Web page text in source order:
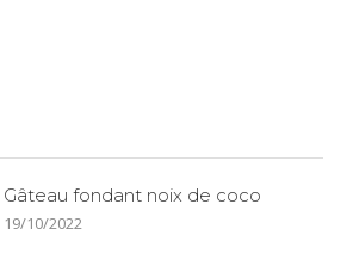
Gâteau fondant noix de coco
19/10/2022